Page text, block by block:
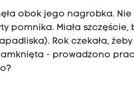
obok jego nagrobka.
pomnika. Miała
Rok czekała,
- prowadzono